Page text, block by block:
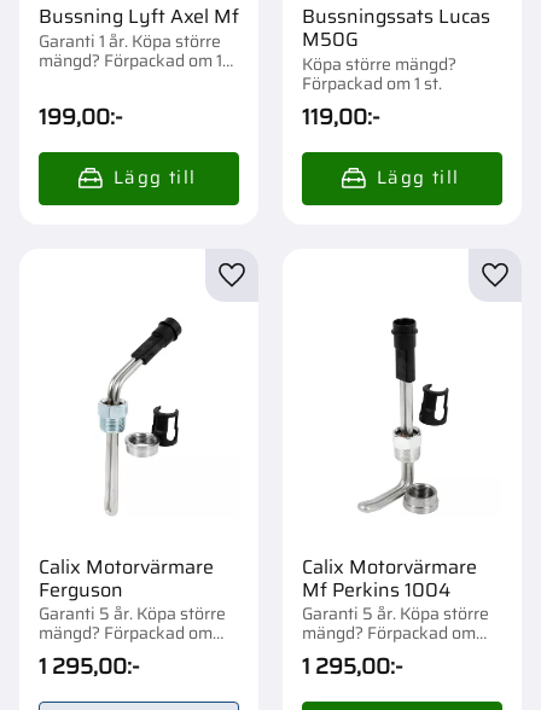
Bussning Lyft Axel Mf
Garanti 1 år. Köpa större
mängd? Förpackad om 1
199,00:-
Bussningssats Lucas
M50G
Köpa större mängd?
Förpackad om 1 st.
119,00:-
Calix Motorvärmare
Ferguson
Garanti 5 år. Köpa större
mängd? Förpackad om
1/10 st.
1 295,00:-
Lägg till i favoriter
Calix Motorvärmare
Mf Perkins 1004
Garanti 5 år. Köpa större
mängd? Förpackad om
1/10 st.
1 295,00:-